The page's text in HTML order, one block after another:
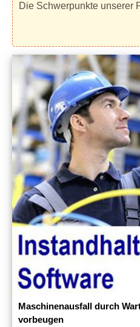
Die Schwerpunkte unserer
Maschinenausfall durch
vorbeugen